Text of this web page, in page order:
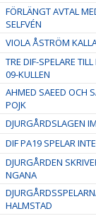
FÖRLÄNGT AVTAL
SELFVÉN
VIOLA ÅSTRÖM
TRE DIF-SPELARE
09-KULLEN
AHMED SAEED OCH
POJK
DJURGÅRDSLAGEN
DIF PA19 SPELAR
DJURGÅRDEN
NGANA
HALMSTAD